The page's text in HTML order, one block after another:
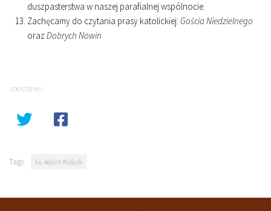
duszpasterstwa w naszej parafialnej wspólnocie.
Zachęcamy do czytania prasy katolickiej: Gościa Niedzielnego
orazDobrych Nowin
UDOSTĘPNIJ
Tagi: ks. Adam Kościk